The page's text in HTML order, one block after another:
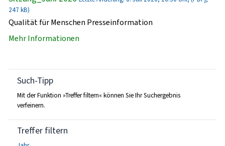
247 kB)
Qualität für Menschen Presseinformation
Mehr Informationen
Such-Tipp
Mit der Funktion »Treffer filtern« können Sie Ihr Suchergebnis
verfeinern.
Treffer filtern